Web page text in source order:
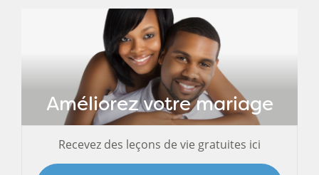
Améliorez votre mariage
Recevez des leçons de vie gratuites ici